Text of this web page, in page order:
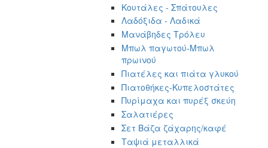
Κουτάλες - Σπάτουλες
Λαδόξιδα - Λαδικά
Μανάβηδες Τρόλευ
Μπωλ παγωτού-Μπωλ
πρωινού
Πιατέλες και πιάτα γλυκού
Πιατοθήκες-Κυπελοστάτες
Πυρίμαχα και πυρέξ σκεύη
Σαλατιέρες
Σετ Βάζα ζάχαρης/καφέ
Ταψιά μεταλλικά